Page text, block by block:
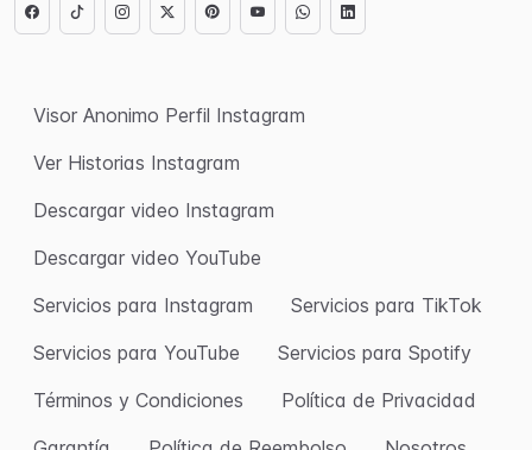
Visor Anonimo Perfil Instagram
Ver Historias Instagram
Descargar video Instagram
Descargar video YouTube
Servicios para Instagram
Servicios para TikTok
Servicios para YouTube
Servicios para Spotify
Términos y Condiciones
Política de Privacidad